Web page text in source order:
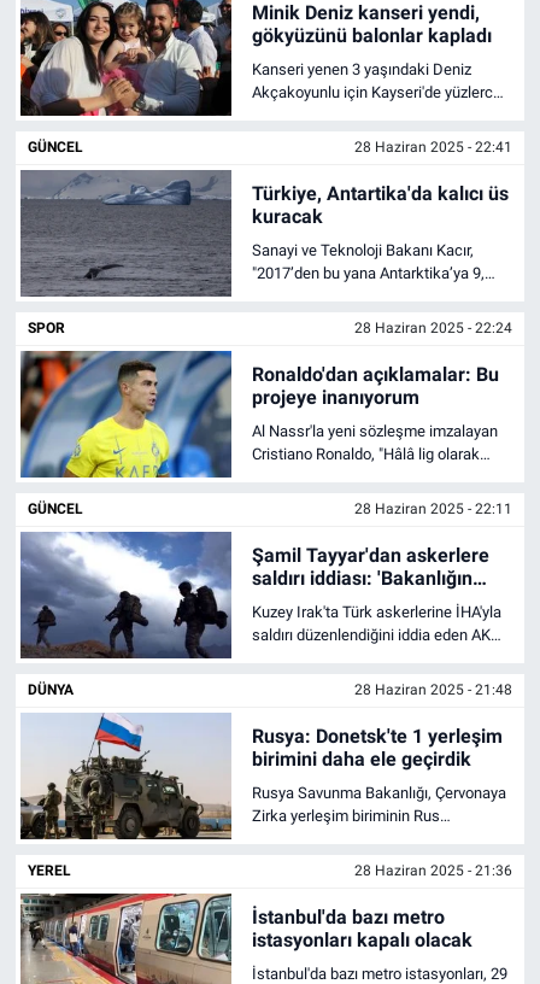
Minik Deniz kanseri yendi,
gökyüzünü balonlar kapladı
Kanseri yenen 3 yaşındaki Deniz
Akçakoyunlu için Kayseri'de yüzlerce
GÜNCEL 28 Haziran 2025 - 22:41
Türkiye, Antartika'da kalıcı üs
kuracak
Sanayi ve Teknoloji Bakanı Kacır,
"2017’den bu yana Antarktika’ya 9,
düzenledik Antarktika’da kalıcı Türk
SPOR 28 Haziran 2025 - 22:24
Ronaldo'dan açıklamalar: Bu
projeye inanıyorum
Al Nassr'la yeni sözleşme imzalayan
Cristiano Ronaldo, "Hâlâ lig olarak
arasında olduğumuzu düşünüyorum"
GÜNCEL 28 Haziran 2025 - 22:11
Şamil Tayyar'dan askerlere
saldırı iddiası: 'Bakanlığın
sessizliği ilginç'
Kuzey Irak'ta Türk askerlerine İHA'yla
saldırı düzenlendiğini iddia eden AK
Bakanlığı’nın sessizliği ilginç. Bu
bilgilendirilmesi zorunludur" dedi.
DÜNYA 28 Haziran 2025 - 21:48
Rusya: Donetsk'te 1 yerleşim
birimini daha ele geçirdik
Rusya Savunma Bakanlığı, Çervonaya
Zirka yerleşim biriminin Rus
YEREL 28 Haziran 2025 - 21:36
İstanbul'da bazı metro
istasyonları kapalı olacak
İstanbul'da bazı metro istasyonları, 29